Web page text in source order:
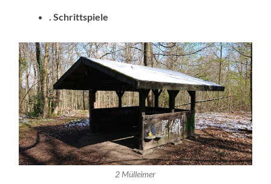
. Schrittspiele
2 Mülleimer